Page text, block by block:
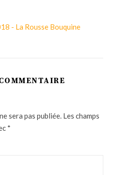
- La Rousse Bouquine
sera pas publiée. Les champs
*